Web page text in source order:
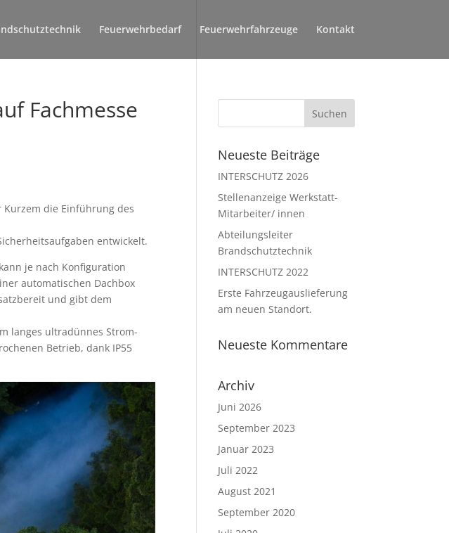
Feuerwehrbedarf Feuerwehrfahrzeuge Kontakt
Fachmesse
die Einführung des
entwickelt.
je nach Konfiguration
automatischen Dachbox
und gibt dem
langes ultradünnes Strom-
Betrieb, dank IP55
Neueste Beiträge
INTERSCHUTZ 2026
Stellenanzeige Werkstatt-
Mitarbeiter/ innen
Abteilungsleiter
Brandschutztechnik
INTERSCHUTZ 2022
Erste Fahrzeugauslieferung
am neuen Standort.
Neueste Kommentare
Archiv
Juni 2026
September 2023
Januar 2023
Juli 2022
August 2021
September 2020